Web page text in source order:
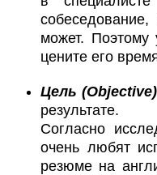
может. Поэтому
цените его
Цель (Objective)
результате.
Согласно
очень любят
резюме на